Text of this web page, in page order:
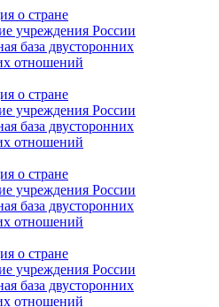
о стране
учреждения России
база двусторонних
отношений
о стране
учреждения России
база двусторонних
отношений
о стране
учреждения России
база двусторонних
отношений
о стране
учреждения России
база двусторонних
отношений